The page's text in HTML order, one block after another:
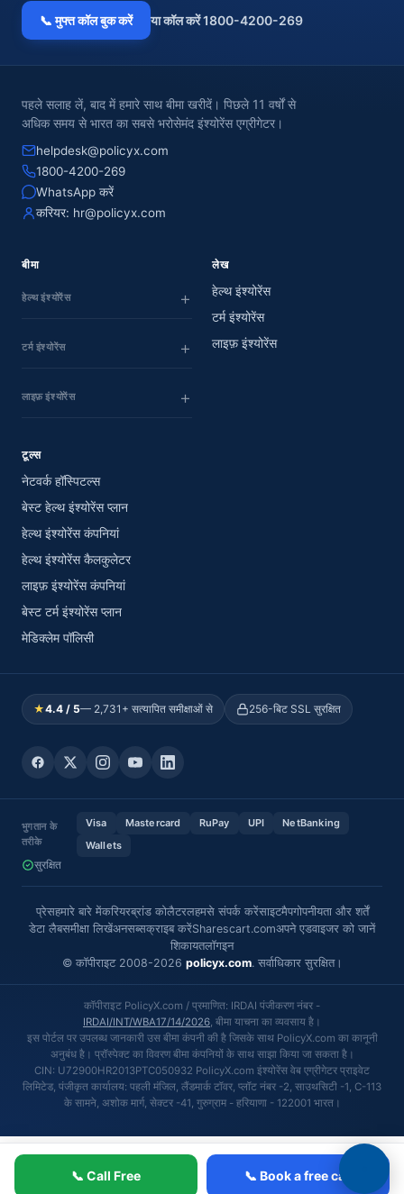
📞 Call Free 📞 Book a free call
📞 मुफ्त कॉल बुक करें या कॉल करें 1800-4200-269
पहले सलाह लें, बाद में हमारे साथ बीमा खरीदें। पिछले 11 वर्षों से
अधिक समय से भारत का सबसे भरोसेमंद इंश्योरेंस एग्रीगेटर।
helpdesk@policyx.com
1800-4200-269
WhatsApp करें
करियर: hr@policyx.com
बीमा
हेल्थ इंश्योरेंस
टर्म इंश्योरेंस
लाइफ़ इंश्योरेंस
लेख
हेल्थ इंश्योरेंस
टर्म इंश्योरेंस
लाइफ़ इंश्योरेंस
टूल्स
नेटवर्क हॉस्पिटल्स
बेस्ट हेल्थ इंश्योरेंस प्लान
हेल्थ इंश्योरेंस कंपनियां
हेल्थ इंश्योरेंस कैलकुलेटर
लाइफ़ इंश्योरेंस कंपनियां
बेस्ट टर्म इंश्योरेंस प्लान
मेडिक्लेम पॉलिसी
★4.4 / 5— 2,731+ सत्यापित समीक्षाओं से 256-बिट SSL सुरक्षित
भुगतान के
तरीके
Visa Mastercard RuPay UPI
NetBanking
Wallets
सुरक्षित
प्रेसहमारे बारे मेंकरियरब्रांड कोलैटरलहमसे संपर्क करेंसाइटमैपगोपनीयता और शर्तें
डेटा लैबसमीक्षा लिखेंअनसब्सक्राइब करेंSharescart.comअपने एडवाइजर को जानें
शिकायतलॉगइन
© कॉपीराइट 2008-2026 policyx.com. सर्वाधिकार सुरक्षित।
कॉपीराइट PolicyX.com / प्रमाणित: IRDAI पंजीकरण नंबर -
IRDAI/INT/WBA17/14/2026, बीमा याचना का व्यवसाय है।
इस पोर्टल पर उपलब्ध जानकारी उस बीमा कंपनी की है जिसके साथ PolicyX.com का कानूनी
अनुबंध है। प्रॉस्पेक्ट का विवरण बीमा कंपनियों के साथ साझा किया जा सकता है।
CIN: U72900HR2013PTC050932 PolicyX.com इंश्योरेंस वेब एग्रीगेटर प्राइवेट
लिमिटेड, पंजीकृत कार्यालय: पहली मंजिल, लैंडमार्क टॉवर, प्लॉट नंबर -2, साउथसिटी -1, C-113
के सामने, अशोक मार्ग, सेक्टर -41, गुरुग्राम - हरियाणा - 122001 भारत।